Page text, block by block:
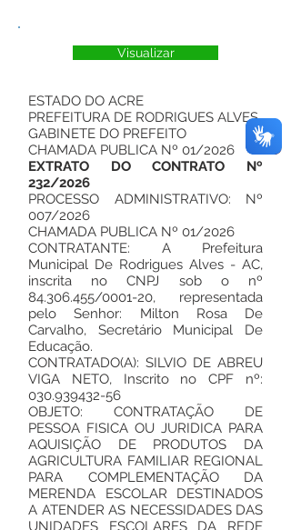
Visualizar
ESTADO DO ACRE
PREFEITURA DE RODRIGUES ALVES
GABINETE DO PREFEITO
CHAMADA PUBLICA Nº 01/2026
EXTRATO DO CONTRATO Nº
232/2026
PROCESSO ADMINISTRATIVO: Nº
007/2026
CHAMADA PUBLICA Nº 01/2026
CONTRATANTE: A Prefeitura
Municipal De Rodrigues Alves - AC,
inscrita no CNPJ sob o nº
84.306.455/0001-20, representada
pelo Senhor: Milton Rosa De
Carvalho, Secretário Municipal De
Educação.
CONTRATADO(A): SILVIO DE ABREU
VIGA NETO, Inscrito no CPF nº:
030.939432-56
OBJETO: CONTRATAÇÃO DE
PESSOA FISICA OU JURIDICA PARA
AQUISIÇÃO DE PRODUTOS DA
AGRICULTURA FAMILIAR REGIONAL
PARA COMPLEMENTAÇÃO DA
MERENDA ESCOLAR DESTINADOS
A ATENDER AS NECESSIDADES DAS
UNIDADES ESCOLARES DA REDE